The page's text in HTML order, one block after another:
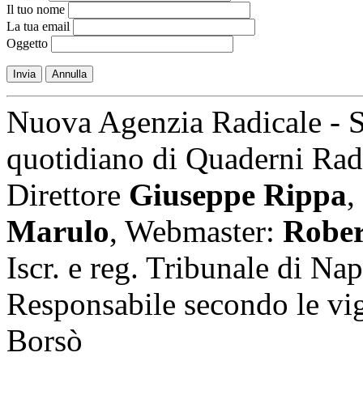
Il tuo nome
La tua email
Oggetto
Invia Annulla
Nuova Agenzia Radicale -
quotidiano di Quaderni
Direttore Giuseppe Rippa,
Marulo, Webmaster:
Iscr. e reg. Tribunale di
Responsabile secondo le
Borsò